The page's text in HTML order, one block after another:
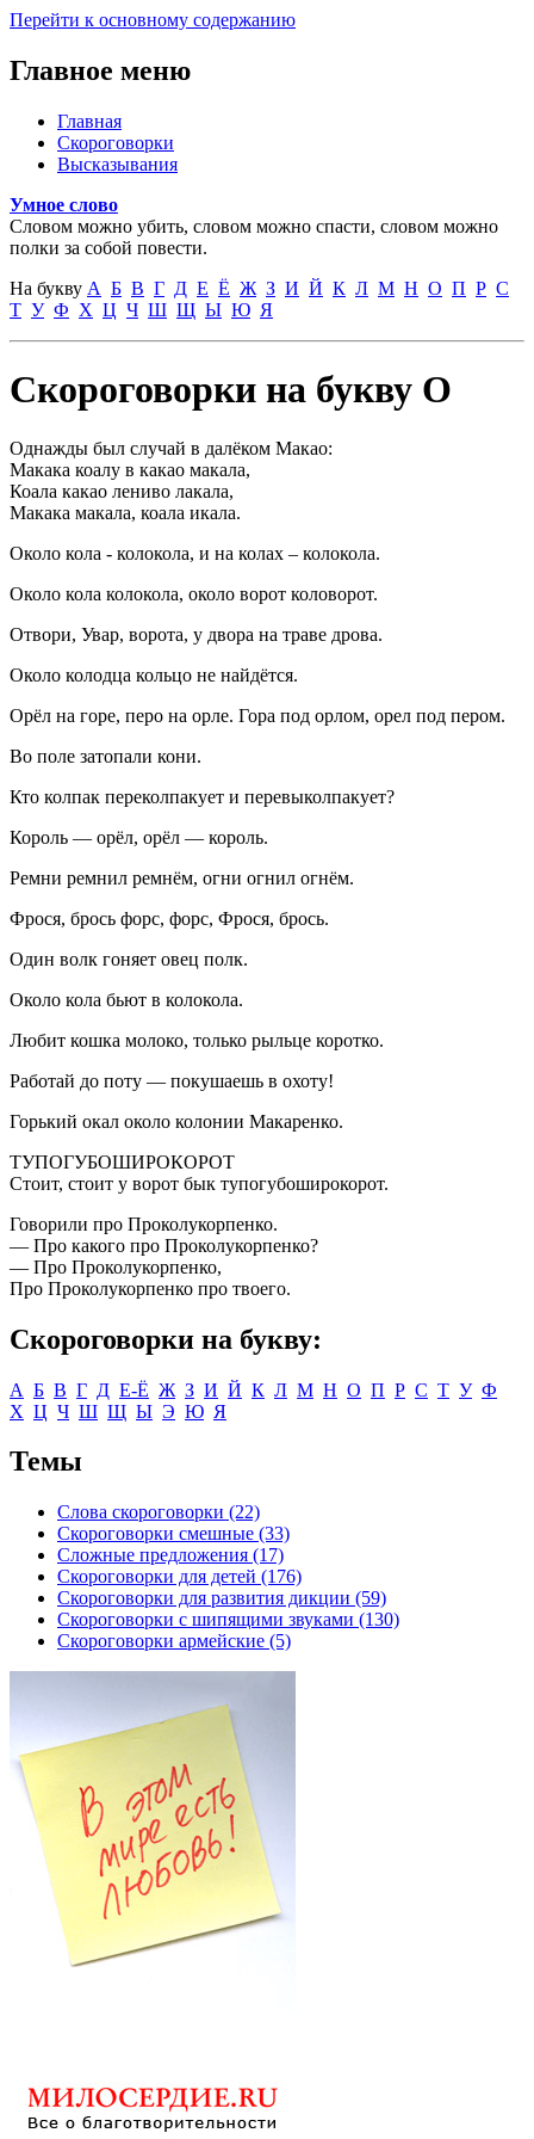
Перейти к основному содержанию
Главное меню
Главная
Скороговорки
Высказывания
Умное слово
Словом можно убить, словом можно спасти, словом можно
полки за собой повести.
На букву А Б В Г Д Е Ё Ж З И Й К Л М Н О П Р С
Т У Ф Х Ц Ч Ш Щ Ы Ю Я
Скороговорки на букву О
Однажды был случай в далёком Макао:
Макака коалу в какао макала,
Коала какао лениво лакала,
Макака макала, коала икала.
Около кола - колокола, и на колах – колокола.
Около кола колокола, около ворот коловорот.
Отвори, Увар, ворота, у двора на траве дрова.
Около колодца кольцо не найдётся.
Орёл на горе, перо на орле. Гора под орлом, орел под пером.
Во поле затопали кони.
Кто колпак переколпакует и перевыколпакует?
Король — орёл, орёл — король.
Ремни ремнил ремнём, огни огнил огнём.
Фрося, брось форс, форс, Фрося, брось.
Один волк гоняет овец полк.
Около кола бьют в колокола.
Любит кошка молоко, только рыльце коротко.
Работай до поту — покушаешь в охоту!
Горький окал около колонии Макаренко.
ТУПОГУБОШИРОКОРОТ
Стоит, стоит у ворот бык тупогубоширокорот.
Говорили про Проколукорпенко.
— Про какого про Проколукорпенко?
— Про Проколукорпенко,
Про Проколукорпенко про твоего.
Скороговорки на букву:
А Б В Г Д Е-Ё Ж З И Й К Л М Н О П Р С Т У Ф
Х Ц Ч Ш Щ Ы Э Ю Я
Темы
Слова скороговорки (22)
Скороговорки смешные (33)
Сложные предложения (17)
Скороговорки для детей (176)
Скороговорки для развития дикции (59)
Скороговорки с шипящими звуками (130)
Скороговорки армейские (5)